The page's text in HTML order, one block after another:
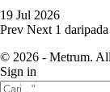
19 Jul 2026
Prev Next 1
© 2026 - Metrum.
Sign in